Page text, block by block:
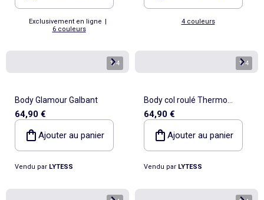
Exclusivement en ligne |
6 couleurs
4 couleurs
1/4
Body Glamour Galbant
64,90 €
Ajouter au panier
Vendu par LYTESS
1/4
Body col roulé Thermo
Minceur
64,90 €
Ajouter au panier
Vendu par LYTESS